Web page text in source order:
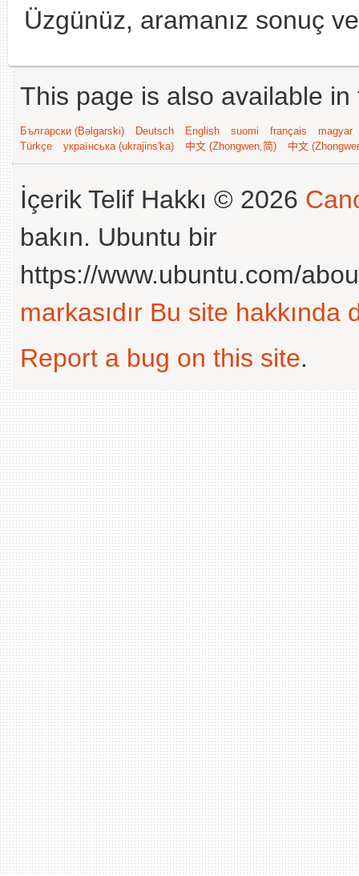
Üzgünüz, aramanız sonuç
This page is also available
Български (Bəlgarski) Deutsch English suomi français
magyar
Türkçe
українська (ukrajins'ka) 中文 (Zhongwen,简) 中文
İçerik Telif Hakkı © 2026
bakın. Ubuntu bir
https://www.ubuntu.com/
markasıdır Bu site hakkında
Report a bug on this site.